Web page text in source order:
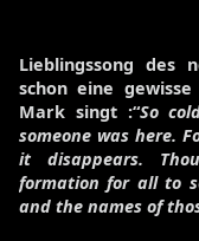
Lieblingssong des
schon eine
Mark singt :“So
someone was here.
it disappears.
formation for all to
and the names of